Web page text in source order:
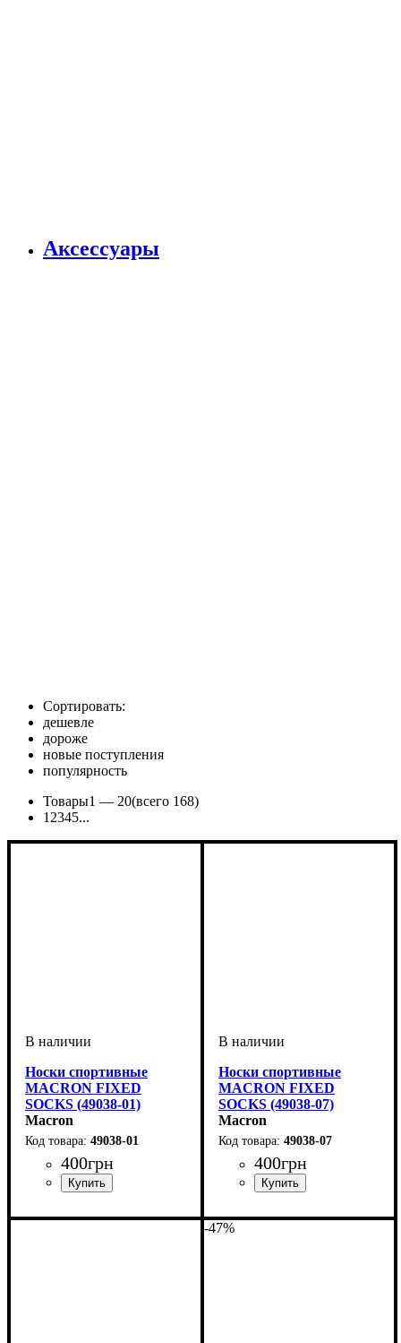
Аксессуары
Сортировать:
дешевле
дороже
новые поступления
популярность
Товары1 — 20(всего 168)
1 2345...
Носки спортивные
MACRON FIXED
SOCKS (49038-01)
Macron
49038-01
400грн
Носки спортивные
MACRON FIXED
SOCKS (49038-07)
Macron
49038-07
400грн
-47%